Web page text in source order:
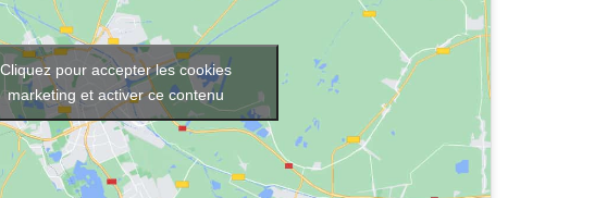
Cliquez pour accepter les cookies
marketing et activer ce contenu